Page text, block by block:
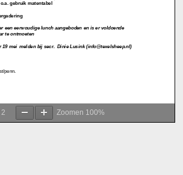
2 Zoomen 100%